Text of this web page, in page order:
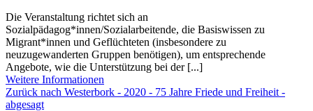
Die Veranstaltung richtet sich an
Sozialpädagog*innen/Sozialarbeitende, die Basiswissen zu
Migrant*innen und Geflüchteten (insbesondere zu
neuzugewanderten Gruppen benötigen), um entsprechende
Angebote, wie die Unterstützung bei der [...]
Weitere Informationen
Zurück nach Westerbork - 2020 - 75 Jahre Friede und Freiheit -
abgesagt